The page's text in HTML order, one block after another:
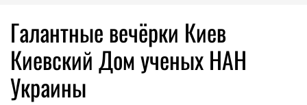
Галантные вечёрки Киев
Киевский Дом ученых НАН
Украины